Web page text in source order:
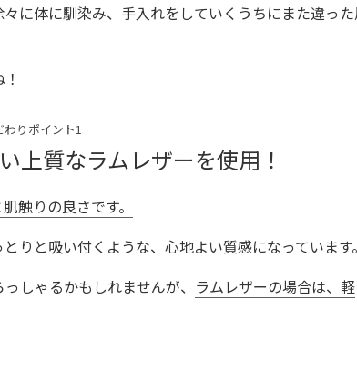
に体に馴染み、手入れをしていくうちにまた違っ
わりポイント1
上質なラムレザーを使用！
触りの良さです。
りと吸い付くような、心地よい質感になっています。
しゃるかもしれませんが、 ラムレザーの場合は、軽